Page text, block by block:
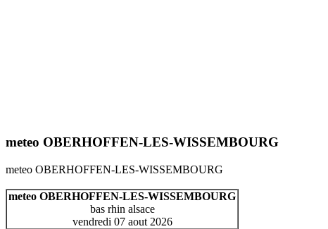
meteo OBERHOFFEN-LES-WISSEMBOURG
meteo OBERHOFFEN-LES-WISSEMBOURG
meteo OBERHOFFEN-LES-WISSEMBOURG
bas rhin alsace
vendredi 07 aout 2026